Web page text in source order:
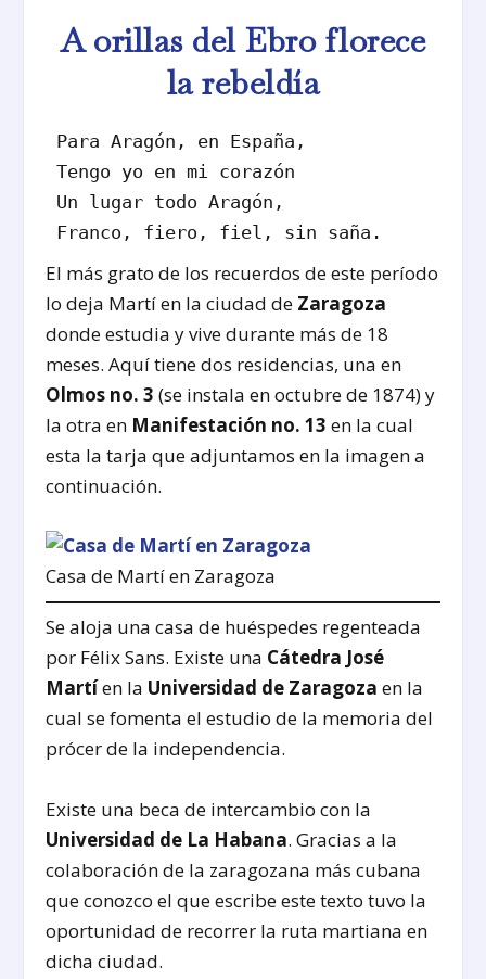
A orillas del Ebro florece
la rebeldía
Para Aragón, en España,
Tengo yo en mi corazón
Un lugar todo Aragón,
Franco, fiero, fiel, sin saña.
El más grato de los recuerdos de este período
lo deja Martí en la ciudad de Zaragoza
donde estudia y vive durante más de 18
meses. Aquí tiene dos residencias, una en
Olmos no. 3 (se instala en octubre de 1874) y
la otra en Manifestación no. 13 en la cual
esta la tarja que adjuntamos en la imagen a
continuación.
Casa de Martí en Zaragoza
Se aloja una casa de huéspedes regenteada
por Félix Sans. Existe una Cátedra José
Martíen la Universidad de Zaragoza en la
cual se fomenta el estudio de la memoria del
prócer de la independencia.
Existe una beca de intercambio con la
Universidad de La Habana. Gracias a la
colaboración de la zaragozana más cubana
que conozco el que escribe este texto tuvo la
oportunidad de recorrer la ruta martiana en
dicha ciudad.